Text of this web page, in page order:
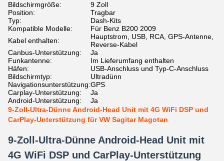
Bildschirmgröße:
9 Zoll
Position:
Tragbar
Typ:
Dash-Kits
Kompatible Modelle:
Für Benz B200 2009
Kabel enthalten:
Hauptstrom, USB, RCA, GPS-Antenne,
Reverse-Kabel
Canbus-Unterstützung:
Ja
Funkantenne:
Im Lieferumfang enthalten
Häfen:
USB-Anschluss und Typ-C-Anschluss
Bildschirmtyp:
Ultradünn
Navigationsunterstützung:GPS
Carplay-Unterstützung:
Ja
Android-Unterstützung:
Ja
9-Zoll-Ultra-Dünne Android-Head Unit mit 4G WiFi DSP und
CarPlay-Unterstützung für VW Sagitar Magotan
9-Zoll-Ultra-Dünne Android-Head Unit mit
4G WiFi DSP und CarPlay-Unterstützung